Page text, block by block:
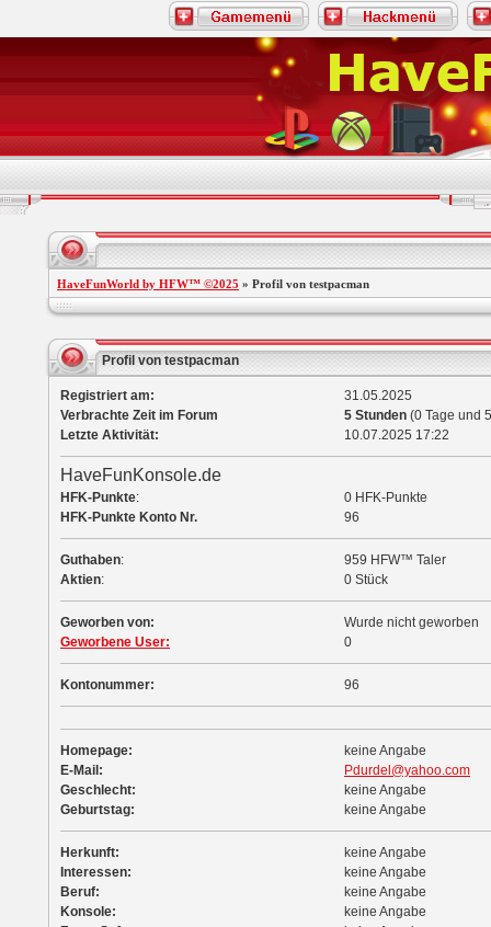
HaveFunWorld by HFW™ ©2025 » Profil von testpacman
Profil von testpacman
Registriert am:
31.05.2025
Verbrachte Zeit im Forum
5 Stunden (0 Tage und
Letzte Aktivität:
10.07.2025 17:22
HaveFunKonsole.de
HFK-Punkte:
0 HFK-Punkte
HFK-Punkte Konto Nr.
96
Guthaben:
959 HFW™ Taler
Aktien: 0 Stück
Geworben von:
Wurde nicht geworben
Geworbene User:
0
Kontonummer: 96
Homepage:
keine Angabe
E-Mail:
Pdurdel@yahoo.com
Geschlecht:
keine Angabe
Geburtstag:
keine Angabe
Herkunft:
keine Angabe
Interessen:
keine Angabe
Beruf:
keine Angabe
Konsole:
keine Angabe